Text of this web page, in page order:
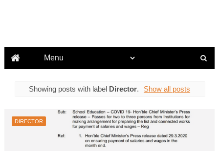
Showing posts with label Director. Show all posts
DIRECTOR